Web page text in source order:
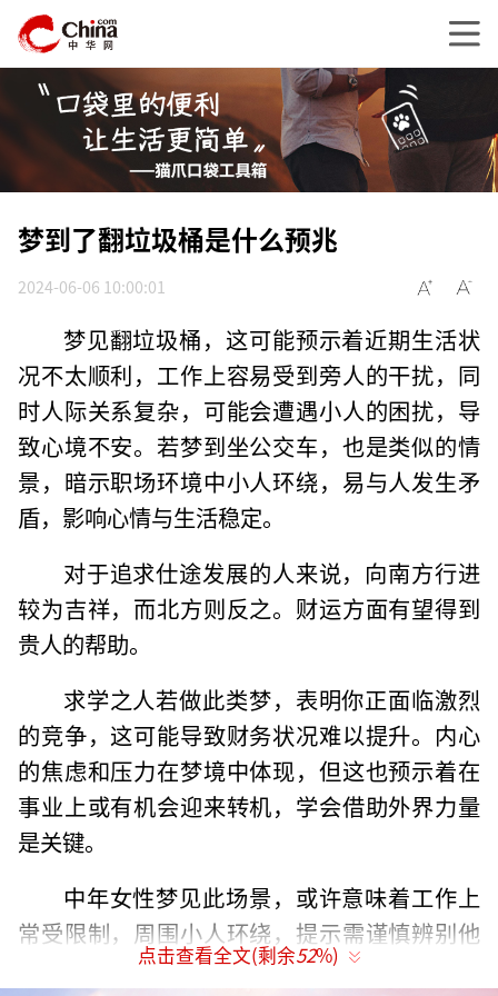
梦到了翻垃圾桶是什么预兆
2024-06-06 10:00:01
梦见翻垃圾桶，这可能预示着近期生活状
况不太顺利，工作上容易受到旁人的干扰，同
时人际关系复杂，可能会遭遇小人的困扰，导
致心境不安。若梦到坐公交车，也是类似的情
景，暗示职场环境中小人环绕，易与人发生矛
盾，影响心情与生活稳定。
对于追求仕途发展的人来说，向南方行进
较为吉祥，而北方则反之。财运方面有望得到
贵人的帮助。
求学之人若做此类梦，表明你正面临激烈
的竞争，这可能导致财务状况难以提升。内心
的焦虑和压力在梦境中体现，但这也预示着在
事业上或有机会迎来转机，学会借助外界力量
是关键。
中年女性梦见此场景，或许意味着工作上
常受限制，周围小人环绕，提示需谨慎辨别他
人的真正意图，亲近正直之人，远离负面影响
点击查看全文(剩余52%)